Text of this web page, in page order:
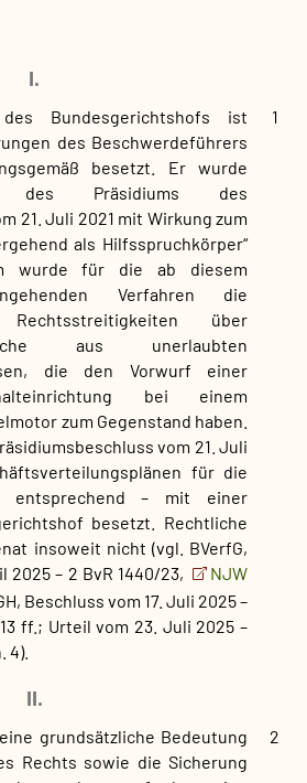
I.
1
Bundesgerichtshofs ist
des Beschwerdeführers
besetzt. Er wurde
des Präsidiums des
21. Juli 2021 mit Wirkung zum
als Hilfsspruchkörper“
wurde für die ab diesem
Verfahren die
über
aus unerlaubten
die den Vorwurf einer
bei einem
zum Gegenstand haben.
vom 21. Juli
für die
entsprechend – mit einer
besetzt. Rechtliche
insoweit nicht (vgl. BVerfG,
2025 – 2 BvR 1440/23,
NJW
Beschluss vom 17. Juli 2025 –
ff.; Urteil vom 23. Juli 2025 –
4).
II.
2
grundsätzliche Bedeutung
Rechts sowie die Sicherung